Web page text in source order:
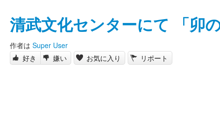
清武文化センターにて 「卯
作者は Super User
好き
嫌い お気に入り リポート